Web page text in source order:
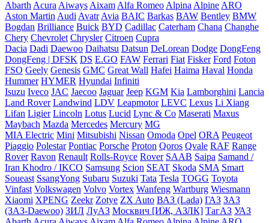
Abarth Acura Aiways Aixam Alfa Romeo Alpina Alpine ARO
Aston Martin Audi Avatr Avia BAIC Barkas BAW Bentley BMW
Bogdan Brilliance Buick BYD Cadillac Caterham Chana Changhe
Chery Chevrolet Chrysler Citroen Cupra
Dacia Dadi Daewoo Daihatsu Datsun DeLorean Dodge DongFeng
DongFeng | DFSK DS E.GO FAW Ferrari Fiat Fisker Ford Foton
FSO Geely Genesis GMC Great Wall Hafei Haima Haval Honda
Hummer HYMER Hyundai Infiniti
Isuzu Iveco JAC Jaecoo Jaguar Jeep KGM Kia Lamborghini Lancia
Land Rover Landwind LDV Leapmotor LEVC Lexus Li Xiang
Lifan Ligier Lincoln Lotus Lucid Lync & Co Maserati Maxus
Maybach Mazda Mercedes Mercury MG
MIA Electric Mini Mitsubishi Nissan Omoda Opel ORA Peugeot
Piaggio Polestar Pontiac Porsche Proton Qoros Qvale RAF Range
Rover Ravon Renault Rolls-Royce Rover SAAB Saipa Samand /
Iran Khodro / IKCO Samsung Scion SEAT Skoda SMA Smart
Soueast SsangYong Subaru Suzuki Tata Tesla TOGG Toyota
Vinfast Volkswagen Volvo Vortex Wanfeng Wartburg Wiesmann
Xiaomi XPENG Zeekr Zotye ZX Auto ВАЗ (Lada) ГАЗ ЗАЗ
(ЗАЗ-Daewoo) ЗИЛ ЛуАЗ Москвич [ИЖ, АЗЛК] ТагАЗ УАЗ